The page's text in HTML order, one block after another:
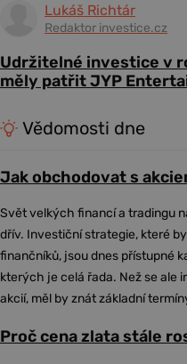
Lukáš Richtár
Redaktor investice.cz
Udržitelné investice v
měly patřit JYP
Vědomosti dne
Jak obchodovat s
Svět velkých financí a tradingu
dřív. Investiční strategie, které
finančníků, jsou dnes přístupné
kterých je celá řada. Než se ale
akcií, měl by znát základní
Proč cena zlata stále